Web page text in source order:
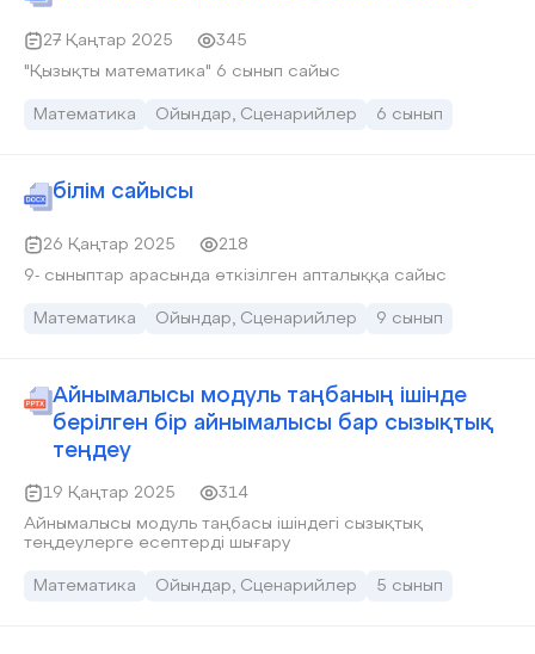
27 Қаңтар 2025
345
"Қызықты математика" 6 сынып сайыс
Математика Ойындар, Сценарийлер 6 сынып
білім сайысы
26 Қаңтар 2025
218
9- сыныптар арасында өткізілген апталыққа сайыс
Математика Ойындар, Сценарийлер 9 сынып
Айнымалысы модуль таңбаның ішінде
берілген бір айнымалысы бар сызықтық
теңдеу
19 Қаңтар 2025
314
Айнымалысы модуль таңбасы ішіндегі сызықтық
теңдеулерге есептерді шығару
Математика Ойындар, Сценарийлер 5 сынып